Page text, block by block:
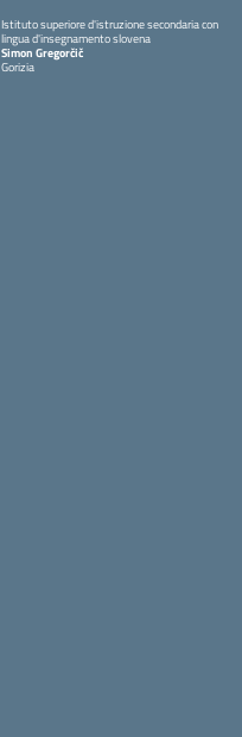
Istituto superiore d'istruzione secondaria con
lingua d'insegnamento slovena
Simon Gregorčič
Gorizia